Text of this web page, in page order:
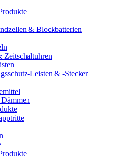
& Blockbatterien
Zeitschaltuhren
Leisten & -Stecker